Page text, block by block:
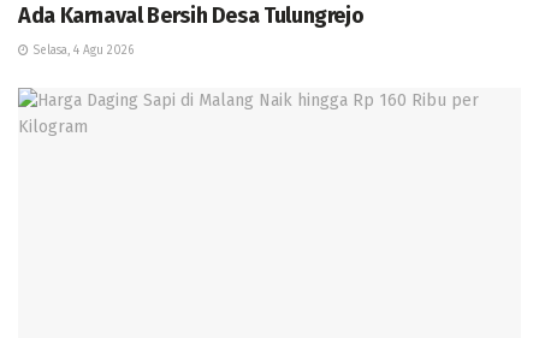
Ada Karnaval Bersih Desa Tulungrejo
Selasa, 4 Agu 2026